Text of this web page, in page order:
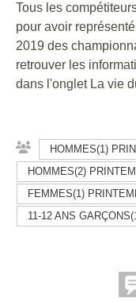
Tous les
pour avoir
2019 des
retrouver les
dans l'onglet La vie
HOMMES(1)
HOMMES(2)
FEMMES(1)
11-12 ANS